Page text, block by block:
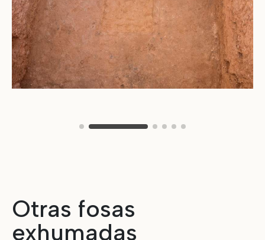
Otras fosas
exhumadas